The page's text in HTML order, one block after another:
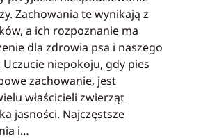
Zachowania te wynikają z
a ich rozpoznanie ma
dla zdrowia psa i naszego
niepokoju, gdy pies
zachowanie, jest
właścicieli zwierząt
jasności. Najczęstsze
i…